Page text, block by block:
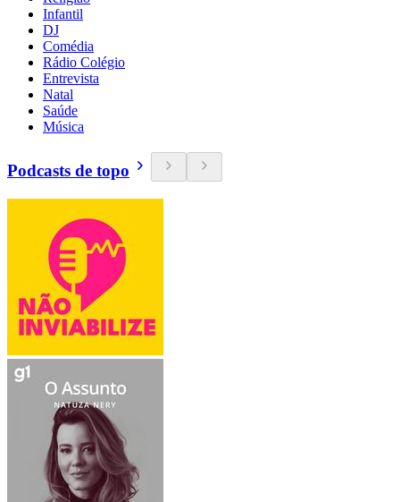
Infantil
DJ
Comédia
Rádio Colégio
Entrevista
Natal
Saúde
Música
Podcasts de topo